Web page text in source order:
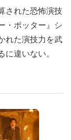
された恐怖演技
・ポッター』シ
れた演技力を武
違いない。